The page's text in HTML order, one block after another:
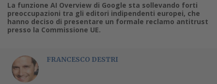
La funzione AI Overview di Google sta sollevando forti
preoccupazioni tra gli editori indipendenti europei, che
hanno deciso di presentare un formale reclamo antitrust
presso la Commissione UE.
FRANCESCO DESTRI